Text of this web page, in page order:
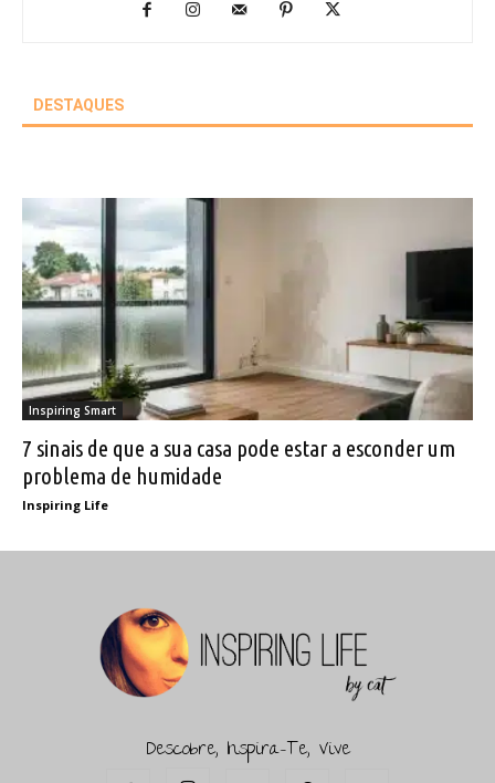
DESTAQUES
Inspiring Smart
7 sinais de que a sua casa pode estar a esconder um
problema de humidade
Inspiring Life
Descobre, Inspira-Te, Vive